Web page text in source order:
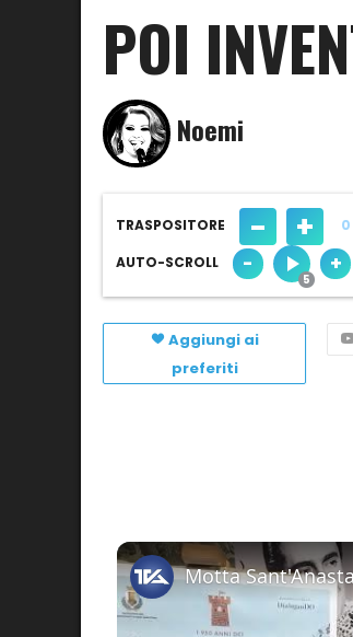
POI
Noemi
TRASPOSITORE - + 0
AUTO-SCROLL - +
Aggiungi ai
preferiti